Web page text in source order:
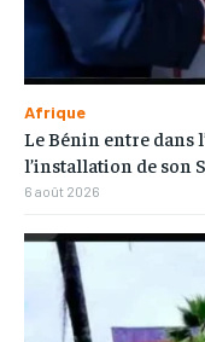
Afrique
Le Bénin entre dans
l’installation de son
6 août 2026